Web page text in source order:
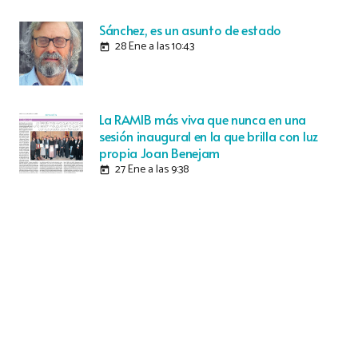
Sánchez, es un asunto de estado
today 28 Ene a las 10:43
La RAMIB más viva que nunca en una
sesión inaugural en la que brilla con luz
propia Joan Benejam
today 27 Ene a las 9:38